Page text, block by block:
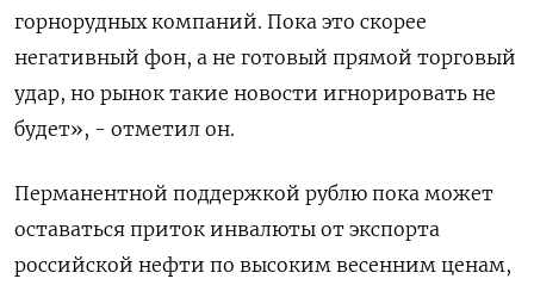
горнорудных компаний. Пока это скорее
негативный фон, а не готовый прямой торговый
удар, но рынок такие новости игнорировать не
будет», - отметил он.
Перманентной поддержкой ‌рублю пока может
оставаться приток инвалюты от экспорта
российской нефти по высоким весенним ценам,